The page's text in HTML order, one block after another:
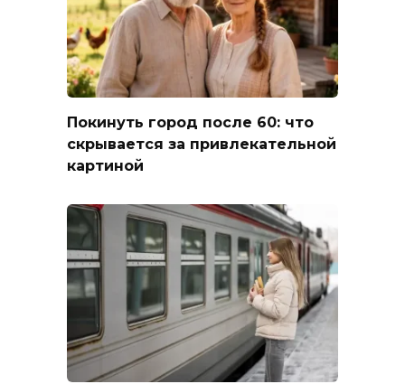
Покинуть город после 60: что
скрывается за привлекательной
картиной